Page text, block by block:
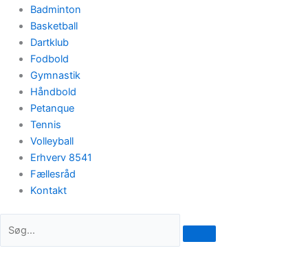
Badminton
Basketball
Dartklub
Fodbold
Gymnastik
Håndbold
Petanque
Tennis
Volleyball
Erhverv 8541
Fællesråd
Kontakt